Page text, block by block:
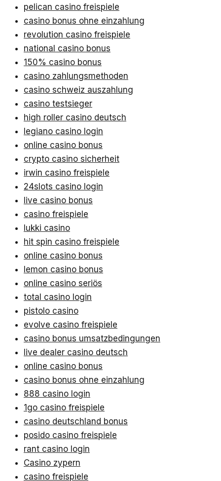
pelican casino freispiele
casino bonus ohne einzahlung
revolution casino freispiele
national casino bonus
150% casino bonus
casino zahlungsmethoden
casino schweiz auszahlung
casino testsieger
high roller casino deutsch
legiano casino login
online casino bonus
crypto casino sicherheit
irwin casino freispiele
24slots casino login
live casino bonus
casino freispiele
lukki casino
hit spin casino freispiele
online casino bonus
lemon casino bonus
online casino seriös
total casino login
pistolo casino
evolve casino freispiele
casino bonus umsatzbedingungen
live dealer casino deutsch
online casino bonus
casino bonus ohne einzahlung
888 casino login
1go casino freispiele
casino deutschland bonus
posido casino freispiele
rant casino login
Casino zypern
casino freispiele